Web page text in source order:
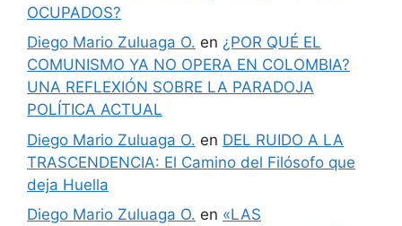
OCUPADOS?
Diego Mario Zuluaga O. en ¿POR QUÉ EL
COMUNISMO YA NO OPERA EN COLOMBIA?
UNA REFLEXIÓN SOBRE LA PARADOJA
POLÍTICA ACTUAL
Diego Mario Zuluaga O. en DEL RUIDO A LA
TRASCENDENCIA: El Camino del Filósofo que
deja Huella
Diego Mario Zuluaga O. en «LAS